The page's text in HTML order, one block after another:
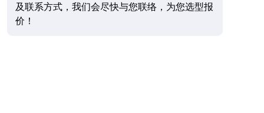
及联系方式，我们会尽快与您联络，为您选型报
价！